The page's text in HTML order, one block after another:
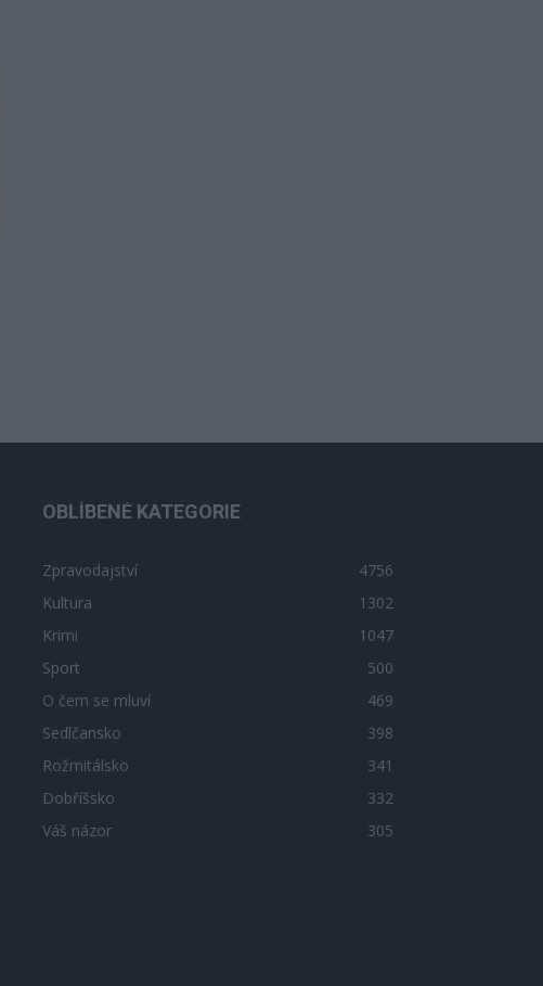
OBLÍBENÉ KATEGORIE
Zpravodajství
4756
Kultura
1302
Krimi
1047
Sport
500
O čem se mluví
469
Sedlčansko
398
Rožmitálsko
341
Dobříšsko
332
Váš názor
305